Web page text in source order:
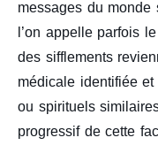
messages du
l’on appelle parfois
des sifflements
médicale identifiée
ou spirituels
progressif de cette